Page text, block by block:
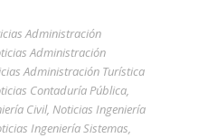
Administración
Administración
Administración Turística
Contaduría Pública,
Civil, Noticias Ingeniería
Ingeniería Sistemas,